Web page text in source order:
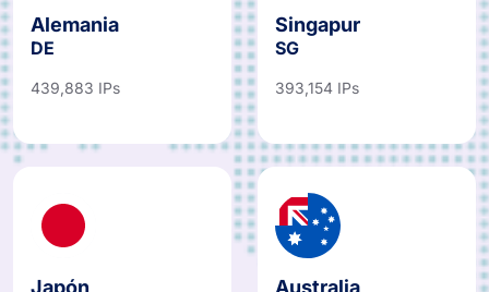
Alemania
DE
439,883 IPs
Singapur
SG
393,154 IPs
Japón Australia